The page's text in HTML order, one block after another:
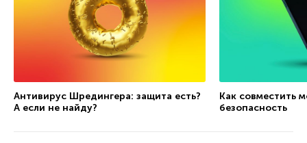
Антивирус Шредингера: защита есть?
А если не найду?
Как совместить
безопасность